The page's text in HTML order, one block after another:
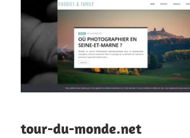
tour-du-monde.net